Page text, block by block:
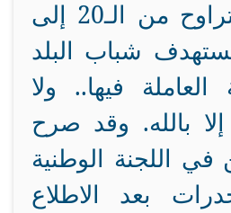
أما الأعمار فتتراوح من الـ20 إلى
شباب البلد
العاملة فيها.. ولا
بالله. وقد صرح
في اللجنة الوطنية
بعد الاطلاع